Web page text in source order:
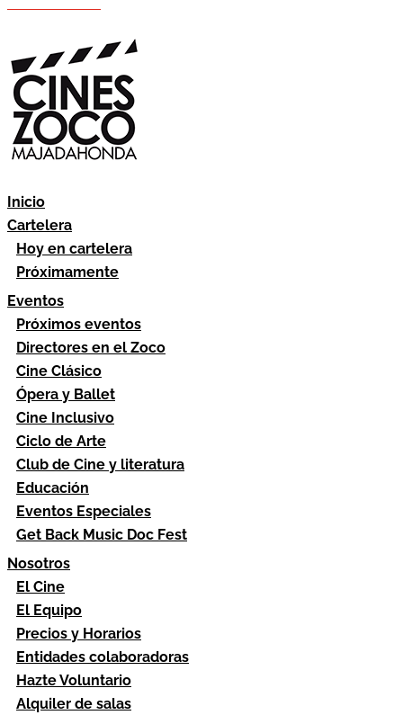
Inicio
Cartelera
Hoy en cartelera
Próximamente
Eventos
Próximos eventos
Directores en el Zoco
Cine Clásico
Ópera y Ballet
Cine Inclusivo
Ciclo de Arte
Club de Cine y literatura
Educación
Eventos Especiales
Get Back Music Doc Fest
Nosotros
El Cine
El Equipo
Precios y Horarios
Entidades colaboradoras
Hazte Voluntario
Alquiler de salas